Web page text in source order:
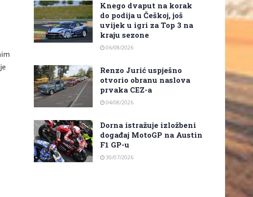
Knego dvaput na korak
do podija u Češkoj, još
uvijek u igri za Top 3 na
kraju sezone
06/08/2026
Renzo Jurić uspješno
otvorio obranu naslova
prvaka CEZ-a
04/08/2026
Dorna istražuje izložbeni
događaj MotoGP na Austin
F1 GP-u
30/07/2026